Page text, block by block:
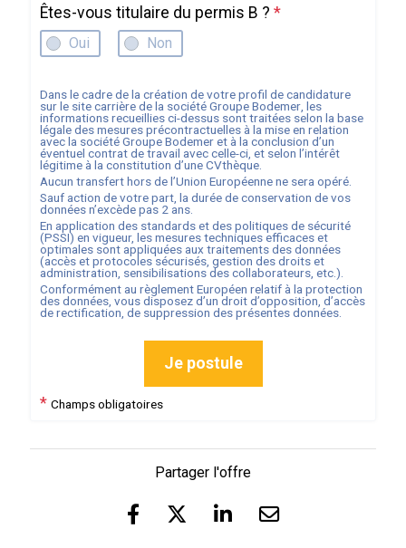
Êtes-vous titulaire du permis B ? *
Oui Non
Dans le cadre de la création de votre profil de candidature
sur le site carrière de la sociétéGroupe Bodemer, les
informations recueillies ci-dessus sont traitées selon la base
légale des mesures précontractuelles à la mise en relation
avec la sociétéGroupe Bodemeret à la conclusion d’un
éventuel contrat de travail avec celle-ci, et selon l’intérêt
légitime à la constitution d’une CVthèque.
Aucun transfert hors de l’Union Européenne ne sera opéré.
Sauf action de votre part, la durée de conservation de vos
données n’excède pas 2 ans.
En application des standards et des politiques de sécurité
(PSSI) en vigueur, les mesures techniques efficaces et
optimales sont appliquées aux traitements des données
(accès et protocoles sécurisés, gestion des droits et
administration, sensibilisations des collaborateurs, etc.).
Conformément au règlement Européen relatif à la protection
des données, vous disposez d’un droit d’opposition, d’accès
de rectification, de suppression des présentes données.
Je postule
* Champs obligatoires
Partager l'offre